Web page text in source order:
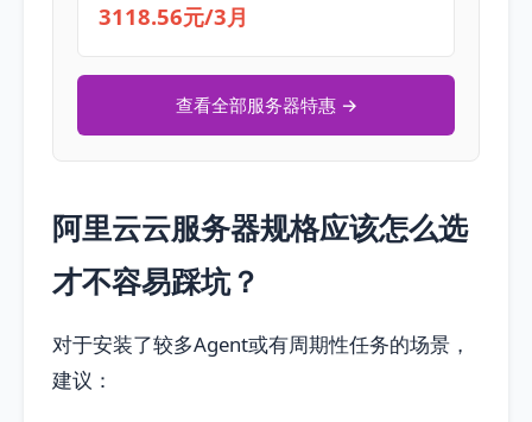
3118.56元/3月
查看全部服务器特惠 →
阿里云云服务器规格应该怎么选
才不容易踩坑？
对于安装了较多Agent或有周期性任务的场景，
建议：